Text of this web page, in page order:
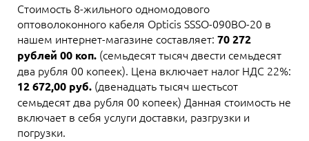
Стоимость 8-жильного одномодового
оптоволоконного кабеля Opticis SSSO-090BO-20 в
нашем интернет-магазине составляет: 70 272
рублей 00 коп. (семьдесят тысяч двести семьдесят
два рубля 00 копеек). Цена включает налог НДС 22%:
12 672,00 руб. (двенадцать тысяч шестьсот
семьдесят два рубля 00 копеек) Данная стоимость не
включает в себя услуги доставки, разгрузки и
погрузки.